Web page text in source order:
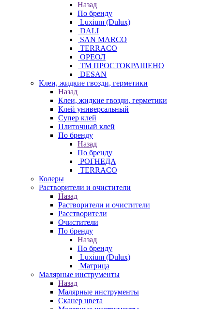
Назад
По бренду
Luxium (Dulux)
DALI
SAN MARCO
TERRACO
ОРЕОЛ
ТМ ПРОСТОКРАШЕНО
DESAN
Клеи, жидкие гвозди, герметики
Назад
Клеи, жидкие гвозди, герметики
Клей универсальный
Супер клей
Плиточный клей
По бренду
Назад
По бренду
РОГНЕДА
TERRACO
Колеры
Растворители и очистители
Назад
Растворители и очистители
Расстворители
Очистители
По бренду
Назад
По бренду
Luxium (Dulux)
Матрица
Малярные инструменты
Назад
Малярные инструменты
Сканер цвета